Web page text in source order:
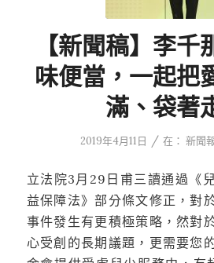
【新聞稿】李千
味便當，一起把
滿、袋著
2019年4月11日 / 在： 新聞
立法院3月29日甫三讀通過《
益保障法》部分條文修正，對
事件發生有更積極策略，然對
心受創的長期議題，更需要您